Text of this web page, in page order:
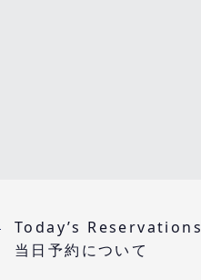
Today’s Reservations
当日予約について